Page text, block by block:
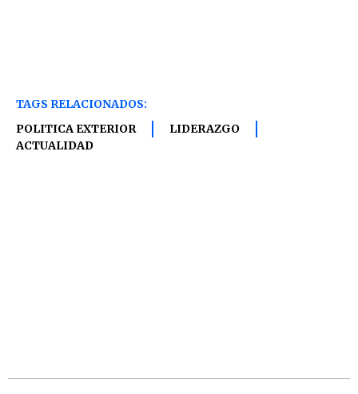
TAGS RELACIONADOS:
POLITICA EXTERIOR
LIDERAZGO
ACTUALIDAD